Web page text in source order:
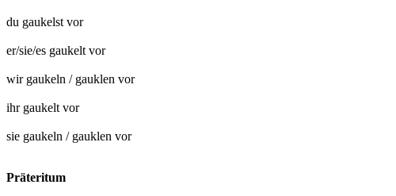
du gaukelst vor
er/sie/es gaukelt vor
wir gaukeln / gauklen vor
ihr gaukelt vor
sie gaukeln / gauklen vor
Präteritum